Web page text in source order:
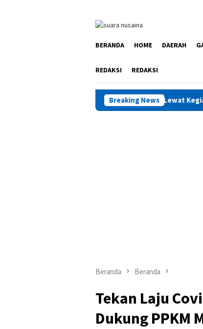
BERANDA HOME DAERAH
REDAKSI REDAKSI
Breaking News
Pemuda Maluku Diajak Bangkit Lewat Kegiatan
Beranda Beranda
Tekan Laju
Dukung PPKM